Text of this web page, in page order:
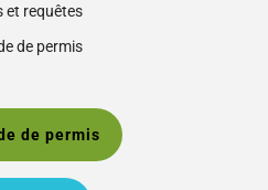
et requêtes
de permis
de permis